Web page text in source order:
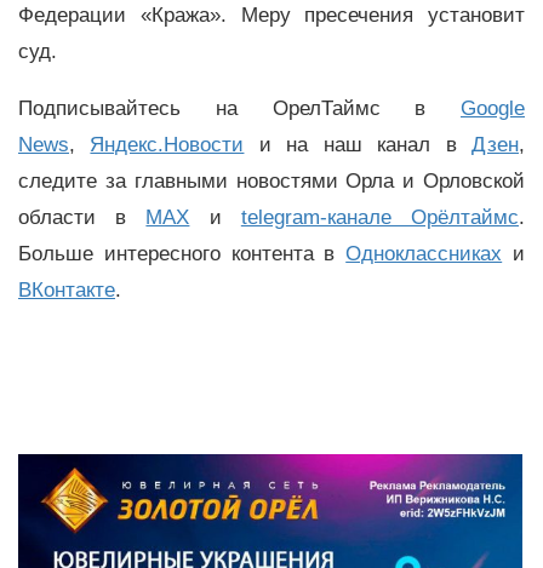
Федерации «Кража». Меру пресечения установит
суд.
Подписывайтесь на ОрелТаймс в Google
News, Яндекс.Новости и на наш канал вДзен,
следите за главными новостями Орла и Орловской
области в MAX и telegram-канале Орёлтаймс.
Больше интересного контента вОдноклассниках и
ВКонтакте.